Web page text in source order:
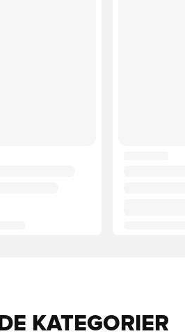
KATEGORIER